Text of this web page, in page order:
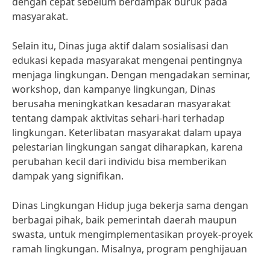
masyarakat.
Selain itu, Dinas juga aktif dalam sosialisasi dan
edukasi kepada masyarakat mengenai pentingnya
menjaga lingkungan. Dengan mengadakan seminar,
workshop, dan kampanye lingkungan, Dinas
berusaha meningkatkan kesadaran masyarakat
tentang dampak aktivitas sehari-hari terhadap
lingkungan. Keterlibatan masyarakat dalam upaya
pelestarian lingkungan sangat diharapkan, karena
perubahan kecil dari individu bisa memberikan
dampak yang signifikan.
Dinas Lingkungan Hidup juga bekerja sama dengan
berbagai pihak, baik pemerintah daerah maupun
swasta, untuk mengimplementasikan proyek-proyek
ramah lingkungan. Misalnya, program penghijauan